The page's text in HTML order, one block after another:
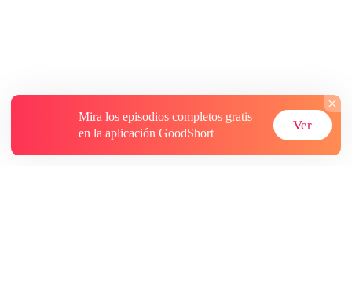
Mira los episodios completos gratis
en la aplicación GoodShort
Ver